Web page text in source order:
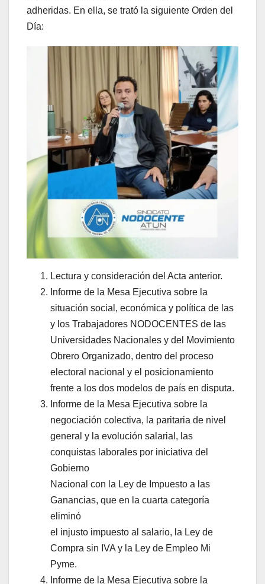
adheridas. En ella, se trató la siguiente Orden del
Día:
Lectura y consideración del Acta anterior.
Informe de la Mesa Ejecutiva sobre la
situación social, económica y política de las
y los Trabajadores NODOCENTES de las
Universidades Nacionales y del Movimiento
Obrero Organizado, dentro del proceso
electoral nacional y el posicionamiento
frente a los dos modelos de país en disputa.
Informe de la Mesa Ejecutiva sobre la
negociación colectiva, la paritaria de nivel
general y la evolución salarial, las
conquistas laborales por iniciativa del
Gobierno
Nacional con la Ley de Impuesto a las
Ganancias, que en la cuarta categoría
eliminó
el injusto impuesto al salario, la Ley de
Compra sin IVA y la Ley de Empleo Mi
Pyme.
Informe de la Mesa Ejecutiva sobre la